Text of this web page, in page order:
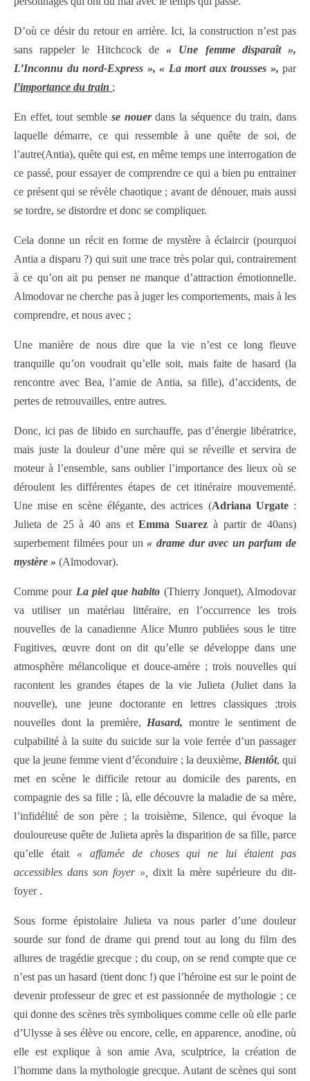
D’où ce désir du retour en arrière. Ici, la construction n’est pas
sans rappeler le Hitchcock de« Une femme disparaît »,
L’Inconnu du nord-Express », « La mort aux trousses », par
l’importance du train ;
En effet, tout semble se nouerdans la séquence du train, dans
laquelle démarre, ce qui ressemble à une quête de soi, de
l’autre(Antia), quête qui est, en même temps une interrogation de
ce passé, pour essayer de comprendre ce qui a bien pu entrainer
ce présent qui se révèle chaotique ; avant de dénouer, mais aussi
se tordre, se distordre et donc se compliquer.
Cela donne un récit en forme de mystère à éclaircir (pourquoi
Antia a disparu ?) qui suit une trace très polar qui, contrairement
à ce qu’on ait pu penser ne manque d’attraction émotionnelle.
Almodovar ne cherche pas à juger les comportements, mais à les
comprendre, et nous avec ;
Une manière de nous dire que la vie n’est ce long fleuve
tranquille qu’on voudrait qu’elle soit, mais faite de hasard (la
rencontre avec Bea, l’amie de Antia, sa fille), d’accidents, de
pertes de retrouvailles, entre autres.
Donc, ici pas de libido en surchauffe, pas d’énergie libératrice,
mais juste la douleur d’une mère qui se réveille et servira de
moteur à l’ensemble, sans oublier l’importance des lieux où se
déroulent les différentes étapes de cet itinéraire mouvementé.
Une mise en scène élégante, des actrices (Adriana Urgate:
Julieta de 25 à 40 ans etEmma Suarez à partir de 40ans)
superbement filmées pour un« drame dur avec un parfum de
mystère » (Almodovar).
Comme pour La piel que habito (Thierry Jonquet), Almodovar
va utiliser un matériau littéraire, en l’occurrence les trois
nouvelles de la canadienne Alice Munro publiées sous le titre
Fugitives, œuvre dont on dit qu’elle se développe dans une
atmosphère mélancolique et douce-amère ; trois nouvelles qui
racontent les grandes étapes de la vie Julieta (Juliet dans la
nouvelle), une jeune doctorante en lettres classiques ;trois
nouvelles dont la première, Hasard, montre le sentiment de
culpabilité à la suite du suicide sur la voie ferrée d’un passager
que la jeune femme vient d’éconduire ; la deuxième, Bientôt, qui
met en scène le difficile retour au domicile des parents, en
compagnie des sa fille ; là, elle découvre la maladie de sa mère,
l’infidélité de son père ; la troisième, Silence, qui évoque la
douloureuse quête de Julieta après la disparition de sa fille, parce
qu’elle était « affamée de choses qui ne lui étaient pas
accessibles dans son foyer », dixit la mère supérieure du dit-
foyer .
Sous forme épistolaire Julieta va nous parler d’une douleur
sourde sur fond de drame qui prend tout au long du film des
allures de tragédie grecque ; du coup, on se rend compte que ce
n’est pas un hasard (tient donc !) que l’héroïne est sur le point de
devenir professeur de grec et est passionnée de mythologie ; ce
qui donne des scènes très symboliques comme celle où elle parle
d’Ulysse à ses élève ou encore, celle, en apparence, anodine, où
elle est explique à son amie Ava, sculptrice, la création de
l’homme dans la mythologie grecque. Autant de scènes qui sont